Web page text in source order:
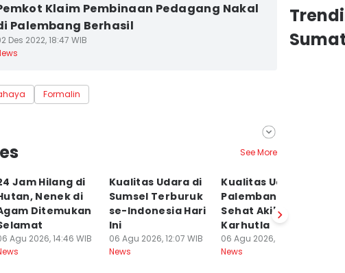
Klaim Pembinaan Pedagang Nakal
Palembang Berhasil
Des 2022, 18:47 WIB
Formalin
See More
Jam Hilang di
Nenek di
Ditemukan
Agu 2026, 14:46 WIB
Kualitas Udara di
Sumsel Terburuk
se-Indonesia Hari
Ini
06 Agu 2026, 12:07 WIB
News
Kualitas Udara
Palembang Tidak
Sehat Akibat Asap
Karhutla
06 Agu 2026, 10:02 WIB
News